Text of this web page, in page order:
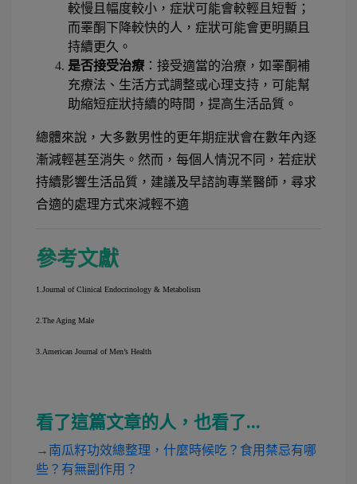
較慢且幅度較小，症狀可能會較輕且短暫；
而睪酮下降較快的人，症狀可能會更明顯且
持續更久。
是否接受治療 ：接受適當的治療，如睪酮補
充療法、生活方式調整或心理支持，可能幫
助縮短症狀持續的時間，提高生活品質。
總體來說，大多數男性的更年期症狀會在數年內逐
漸減輕甚至消失。然而，每個人情況不同，若症狀
持續影響生活品質，建議及早諮詢專業醫師，尋求
合適的處理方式來減輕不適
參考文獻
1. Journal of Clinical Endocrinology & Metabolism
2. The Aging Male
3. American Journal of Men’s Health
看了這篇文章的人，也看了...
→ 南瓜籽功效總整理，什麼時候吃？食用禁忌有哪
些？有無副作用？